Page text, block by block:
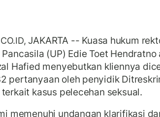
JAKARTA -- Kuasa hukum
(UP) Edie Toet Hendratno
Hafied menyebutkan kliennya
pertanyaan oleh penyidik
kasus pelecehan seksual.
memenuhi undangan klarifikasi